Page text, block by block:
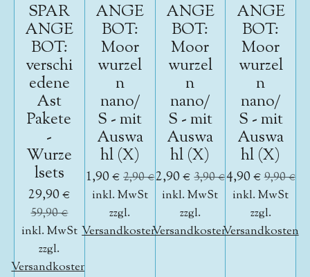
SPAR
ANGE
BOT:
verschi
edene
Ast
Pakete
-
Wurze
lsets
29,90 €
59,90 €
inkl. MwSt
zzgl.
Versandkosten
ANGE
BOT:
Moor
wurzel
n
nano/
S - mit
Auswa
hl (X)
1,90 € 2,90 €
inkl. MwSt
zzgl.
Versandkosten
ANGE
BOT:
Moor
wurzel
n
nano/
S - mit
Auswa
hl (X)
2,90 € 3,90 €
inkl. MwSt
zzgl.
Versandkosten
ANGE
BOT:
Moor
wurzel
n
nano/
S - mit
Auswa
hl (X)
4,90 €9,90 €
inkl. MwSt
zzgl.
Versandkosten